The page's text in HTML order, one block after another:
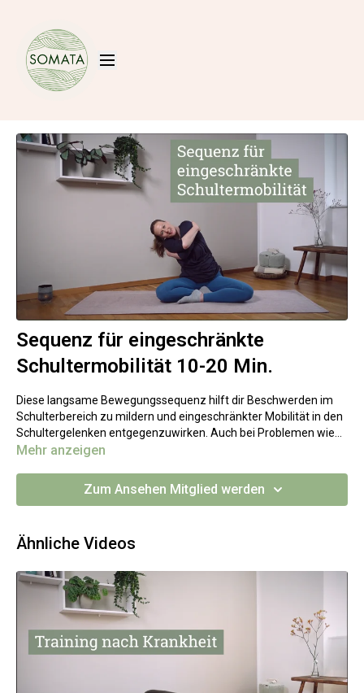
Sequenz für eingeschränkte
Schultermobilität 10-20 Min.
Diese langsame Bewegungssequenz hilft dir Beschwerden im
Schulterbereich zu mildern und eingeschränkter Mobilität in den
Schultergelenken entgegenzuwirken. Auch bei Problemen wie
Kalkablagerungen, starken Verspannungen oder dem Frozen
mobilisieren und vorsichtig zu bewegen.
Mehr anzeigen
Zum Ansehen Mitglied werden
Ähnliche Videos